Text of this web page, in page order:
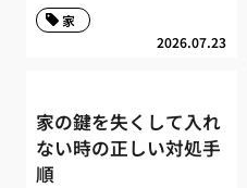
2026.07.23
家
家の鍵を失くして入れ
ない時の正しい対処手
順